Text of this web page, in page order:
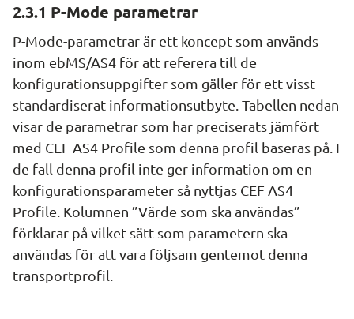
2.3.1 P-Mode parametrar
P-Mode-parametrar är ett koncept som används
inom ebMS/AS4 för att referera till de
konfigurationsuppgifter som gäller för ett visst
standardiserat informationsutbyte. Tabellen nedan
visar de parametrar som har preciserats jämfört
med CEF AS4 Profile som denna profil baseras på. I
de fall denna profil inte ger information om en
konfigurationsparameter så nyttjas CEF AS4
Profile. Kolumnen ”Värde som ska användas”
förklarar på vilket sätt som parametern ska
användas för att vara följsam gentemot denna
transportprofil.